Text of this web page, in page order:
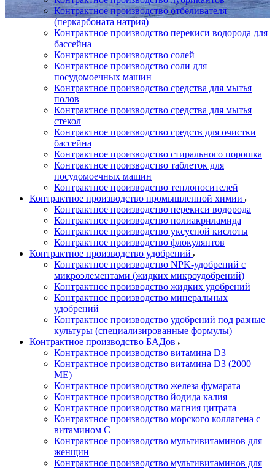
Контрактное производство отбеливателя
(перкарбоната натрия)
Контрактное производство перекиси водорода для
бассейна
Контрактное производство солей
Контрактное производство соли для
посудомоечных машин
Контрактное производство средства для мытья
полов
Контрактное производство средства для мытья
стекол
Контрактное производство средств для очистки
бассейна
Контрактное производство стирального порошка
Контрактное производство таблеток для
посудомоечных машин
Контрактное производство теплоносителей
Контрактное производство промышленной химии
Контрактное производство перекиси водорода
Контрактное производство полиакриламида
Контрактное производство уксусной кислоты
Контрактное производство флокулянтов
Контрактное производство удобрений
Контрактное производство NPK-удобрений с
микроэлементами (жидких микроудобрений)
Контрактное производство жидких удобрений
Контрактное производство минеральных
удобрений
Контрактное производство удобрений под разные
культуры (специализированные формулы)
Контрактное производство БАДов
Контрактное производство витамина D3
Контрактное производство витамина D3 (2000
МЕ)
Контрактное производство железа фумарата
Контрактное производство йодида калия
Контрактное производство магния цитрата
Контрактное производство морского коллагена с
витамином С
Контрактное производство мультивитаминов для
женщин
Контрактное производство мультивитаминов для